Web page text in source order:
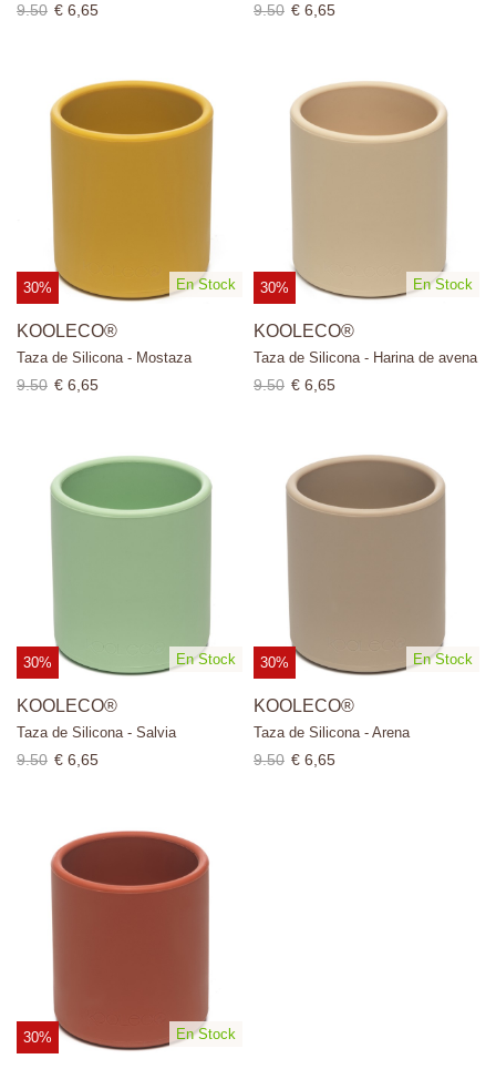
9.50 € 6,65 9.50 € 6,65
En Stock
30%
KOOLECO®
Taza de Silicona - Mostaza
9.50 € 6,65
En Stock
30%
KOOLECO®
Taza de Silicona - Harina de avena
9.50 € 6,65
En Stock
30%
KOOLECO®
Taza de Silicona - Salvia
9.50 € 6,65
En Stock
30%
KOOLECO®
Taza de Silicona - Arena
9.50 € 6,65
En Stock
30%